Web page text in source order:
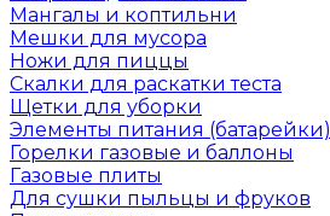
Мангалы и коптильни
Мешки для мусора
Ножи для пиццы
Скалки для раскатки теста
Щетки для уборки
Элементы питания (батарейки)
Горелки газовые и баллоны
Газовые плиты
Для сушки пыльцы и фруков